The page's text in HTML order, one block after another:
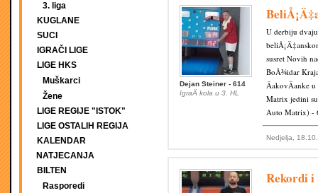
3. liga
KUGLANE
SUCI
IGRAČI LIGE
LIGE HKS
Muškarci
Žene
LIGE REGIJE "ISTOK"
LIGE OSTALIH REGIJA
KALENDAR
NATJECANJA
BILTEN
Rasporedi
Dejan Steiner - 614
IgraÄ kola u 3. HL
U derbiju
susret Novih
BoÅ¾idar
Matrix jedini su
Auto Matrix) -
Nedjelja,
Rekordi i